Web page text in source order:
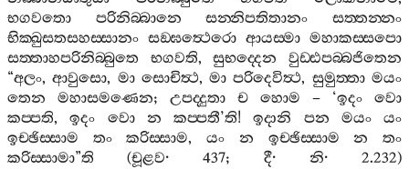
භගවතො
පරිනිබ‍්බානෙ සන‍්නිපතිතානං
සත‍්තන‍්නං
භික‍්ඛුසතසහස‍්සානං සඞ‍්ඝත්‍ථෙරො ආයස‍්මා මහාකස‍්සපො
සත‍්තාහපරිනිබ‍්බුතෙ
භගවති,සුභද‍්දෙන
වුඩ‍්ඪපබ‍්බජිතෙන
“අලං,ආවුසො, මා සොචිත්‍ථ,මා පරිදෙවිත්‍ථ, සුමුත‍්තා මයං
තෙන
මහාසමණෙන; උපද‍්දුතා ච හොම – ‘ඉදං
වො
කප‍්පති,ඉදං වො න කප‍්පතී’ති!ඉදානි පන මයං
යං
ඉච‍්ඡිස‍්සාම
තං කරිස‍්සාම,යං න ඉච‍්ඡිස‍්සාම න
තං
කරිස‍්සාමා”ති (චූළව· 437; දී· නි· 2.232)